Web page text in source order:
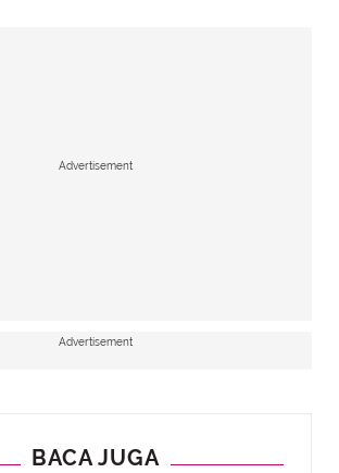
Advertisement
Advertisement
BACA JUGA